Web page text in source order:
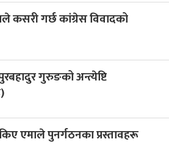
कसरी गर्छ कांग्रेस विवादको
गुरुङको अन्त्येष्टि
एमाले पुनर्गठनका प्रस्तावहरू